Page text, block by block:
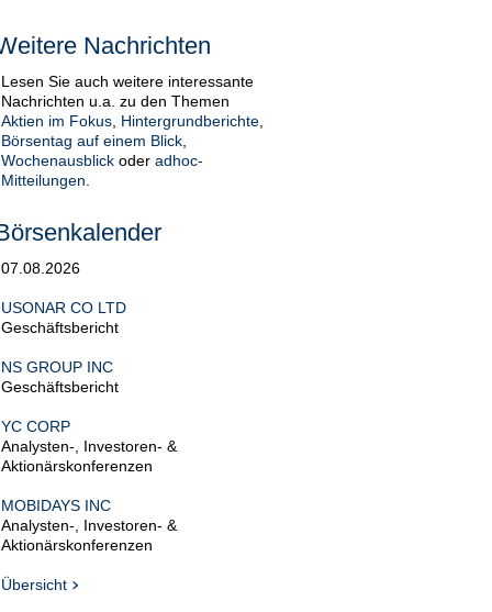
Nachrichten
Lesen Sie auch weitere interessante
Nachrichten u.a. zu den Themen
Aktien im Fokus Hintergrundberichte
Börsentag auf einem Blick
Wochenausblick oder adhoc-
Mitteilungen
07.08.2026
USONAR CO LTD
Geschäftsbericht
NS GROUP INC
Geschäftsbericht
YC CORP
Analysten-, Investoren- &
Aktionärskonferenzen
MOBIDAYS INC
Analysten-, Investoren- &
Aktionärskonferenzen
Übersicht